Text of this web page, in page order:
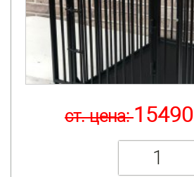
ст. цена:15490